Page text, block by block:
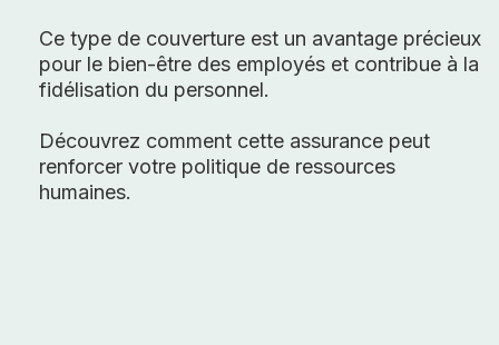
Ce type de couverture est un avantage précieux
pour le bien-être des employés et contribue à la
fidélisation du personnel.
Découvrez comment cette assurance peut
renforcer votre politique de ressources
humaines.